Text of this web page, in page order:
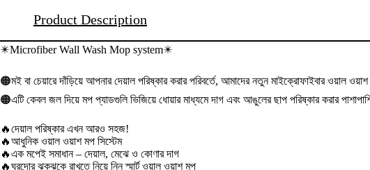
Product Description
✴️Microfiber Wall Wash Mop system✴️
🟠মই বা চেয়ারে দাঁড়িয়ে আপনার দেয়াল পরিষ্কার করার পরিবর্তে, আমাদের নতুন মাইক্রোফাইবার ওয়াল
🟠এটি কেবল জল দিয়ে মপ প্যাডগুলি ভিজিয়ে ধোয়ার মাধ্যমে দাগ এবং আঙুলের ছাপ পরিষ্কার করার
🔥দেয়াল পরিষ্কার এখন আরও সহজ!
🔥আধুনিক ওয়াল ওয়াশ মপ সিস্টেম
🔥এক মপেই সমাধান – দেয়াল, মেঝে ও কোণার দাগ
🔥ঘরদোর ঝকঝকে রাখতে নিয়ে নিন স্মার্ট ওয়াল ওয়াশ মপ